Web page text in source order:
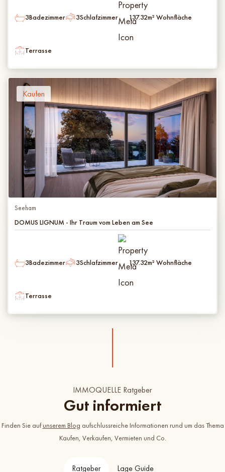
3Badezimmer 3Schlafzimmer 137.32m² Wohnfläche
Terrasse
Kaufen
Seeham
DOMUS LIGNUM - Ihr Traum vom Leben am See
3Badezimmer 3Schlafzimmer 137.32m² Wohnfläche
Terrasse
IMMOQUELLE Ratgeber
Gut informiert
Finden Sie aufunserem Blog aufschlussreiche Informationen rund um das Thema
Kaufen, Verkaufen, Vermieten und Co.
Ratgeber Lage Guide